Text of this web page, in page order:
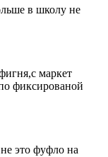
в школу не
маркет
фиксированой
это фуфло на